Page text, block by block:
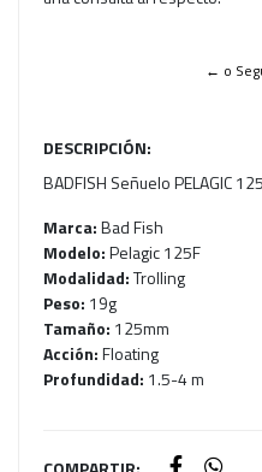
← o
DESCRIPCIÓN:
BADFISH Señuelo PELAGIC
Marca:Bad Fish
Modelo:Pelagic 125F
Modalidad:Trolling
Peso: 19g
Tamaño: 125mm
Acción:Floating
Profundidad: 1.5-4 m